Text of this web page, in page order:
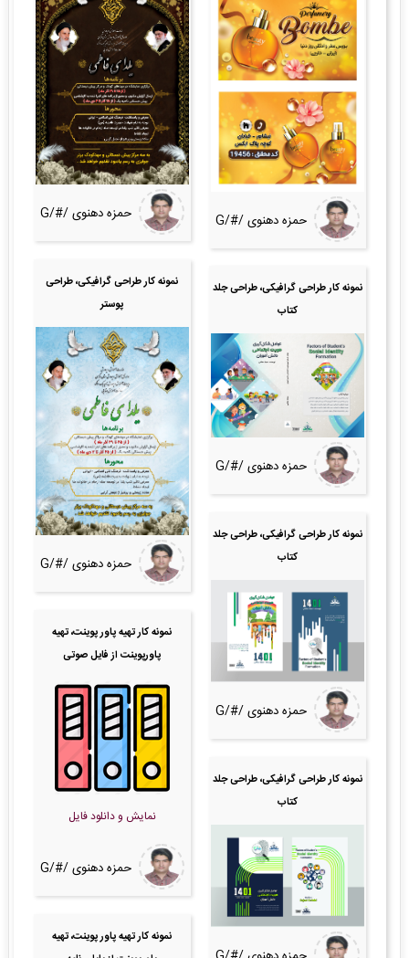
حمزه دهنوی /#/G
نمونه کار طراحی گرافیکی، طراحی جلد
کتاب
حمزه دهنوی /#/G
نمونه کار طراحی گرافیکی، طراحی جلد
کتاب
حمزه دهنوی /#/G
نمونه کار طراحی گرافیکی، طراحی جلد
کتاب
حمزه دهنوی /#/G
نمونه کار طراحی گرافیکی، طراحی
پوستر
حمزه دهنوی /#/G
نمونه کار تهیه پاور پوینت، تهیه
پاورپوینت از فایل صوتی
نمایش و دانلود فایل
حمزه دهنوی /#/G
نمونه کار تهیه پاور پوینت، تهیه